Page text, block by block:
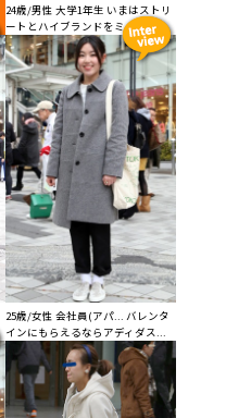
24歳/男性 大学1年生 いまはストリ
ートとハイブランドをミッ...
25歳/女性 会社員(アパ... バレンタ
インにもらえるならアディダス...